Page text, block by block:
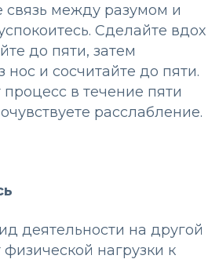
связь между разумом и
Сделайте вдох
до пяти, затем
нос и сосчитайте до пяти.
процесс в течение пяти
расслабление.
деятельности на другой
нагрузки к